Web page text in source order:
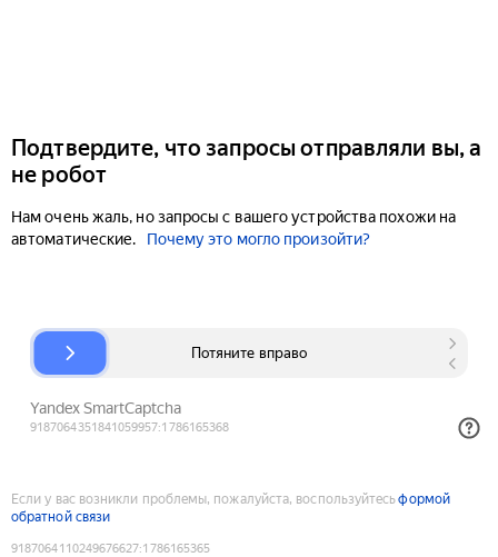
Подтвердите, что запросы отправляли вы, а
не робот
Нам очень жаль, но запросы с вашего устройства похожи на
автоматические.
Почему это могло произойти?
Если у вас возникли проблемы, пожалуйста, воспользуйтесьформой
обратной связи
9187064110249676627:1786165365